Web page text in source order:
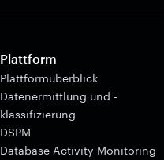
Plattform
Plattformüberblick
Datenermittlung und -
klassifizierung
DSPM
Database Activity Monitoring